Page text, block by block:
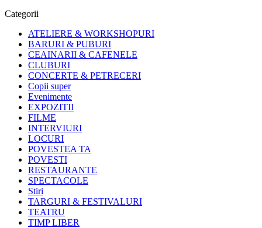
Categorii
ATELIERE & WORKSHOPURI
BARURI & PUBURI
CEAINARII & CAFENELE
CLUBURI
CONCERTE & PETRECERI
Copii super
Evenimente
EXPOZITII
FILME
INTERVIURI
LOCURI
POVESTEA TA
POVESTI
RESTAURANTE
SPECTACOLE
Stiri
TARGURI & FESTIVALURI
TEATRU
TIMP LIBER